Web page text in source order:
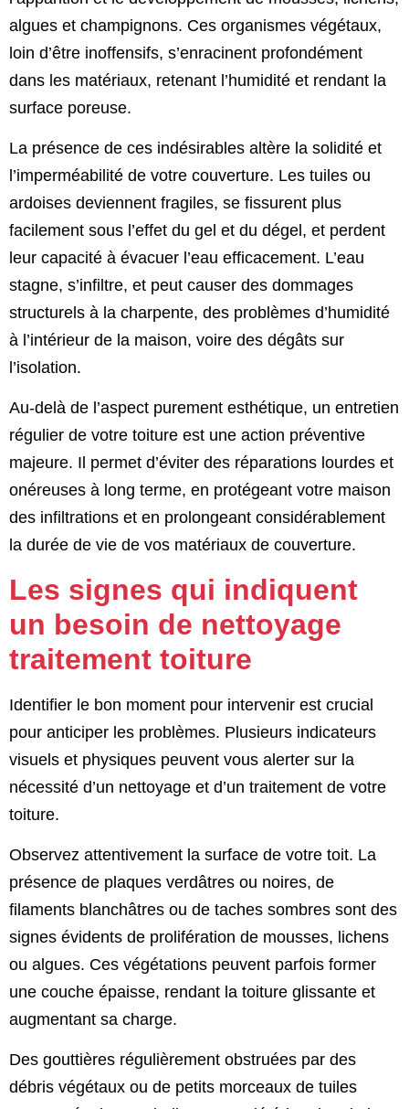
algues et champignons. Ces organismes végétaux,
loin d’être inoffensifs, s’enracinent profondément
dans les matériaux, retenant l’humidité et rendant la
surface poreuse.
La présence de ces indésirables altère la solidité et
l’imperméabilité de votre couverture. Les tuiles ou
ardoises deviennent fragiles, se fissurent plus
facilement sous l’effet du gel et du dégel, et perdent
leur capacité à évacuer l’eau efficacement. L’eau
stagne, s’infiltre, et peut causer des dommages
structurels à la charpente, des problèmes d’humidité
à l’intérieur de la maison, voire des dégâts sur
l’isolation.
Au-delà de l’aspect purement esthétique, un entretien
régulier de votre toiture est une action préventive
majeure. Il permet d’éviter des réparations lourdes et
onéreuses à long terme, en protégeant votre maison
des infiltrations et en prolongeant considérablement
la durée de vie de vos matériaux de couverture.
Les signes qui indiquent
un besoin de nettoyage
traitement toiture
Identifier le bon moment pour intervenir est crucial
pour anticiper les problèmes. Plusieurs indicateurs
visuels et physiques peuvent vous alerter sur la
nécessité d’un nettoyage et d’un traitement de votre
toiture.
Observez attentivement la surface de votre toit. La
présence de plaques verdâtres ou noires, de
filaments blanchâtres ou de taches sombres sont des
signes évidents de prolifération de mousses, lichens
ou algues. Ces végétations peuvent parfois former
une couche épaisse, rendant la toiture glissante et
augmentant sa charge.
Des gouttières régulièrement obstruées par des
débris végétaux ou de petits morceaux de tuiles